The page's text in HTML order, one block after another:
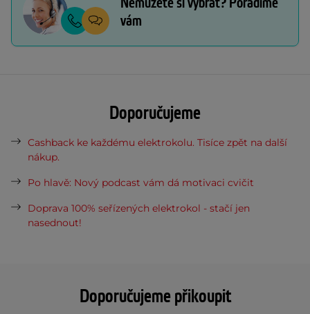
Doporučujeme přikoupit
vám
Doporučujeme
Cashback ke každému elektrokolu. Tisíce zpět na další
nákup.
Po hlavě: Nový podcast vám dá motivaci cvičit
Doprava 100% seřízených elektrokol - stačí jen
nasednout!